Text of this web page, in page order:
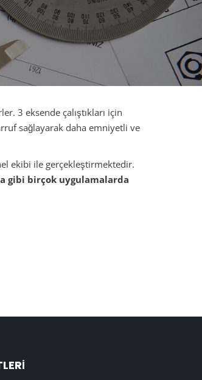
3 eksende çalıştıkları için
sağlayarak daha emniyetli ve
ekibi ile gerçekleştirmektedir.
gibi birçok uygulamalarda